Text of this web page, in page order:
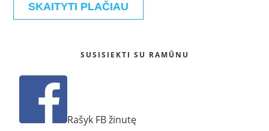
SKAITYTI PLAČIAU
SUSISIEKTI SU RAMŪNU
Rašyk FB žinutę